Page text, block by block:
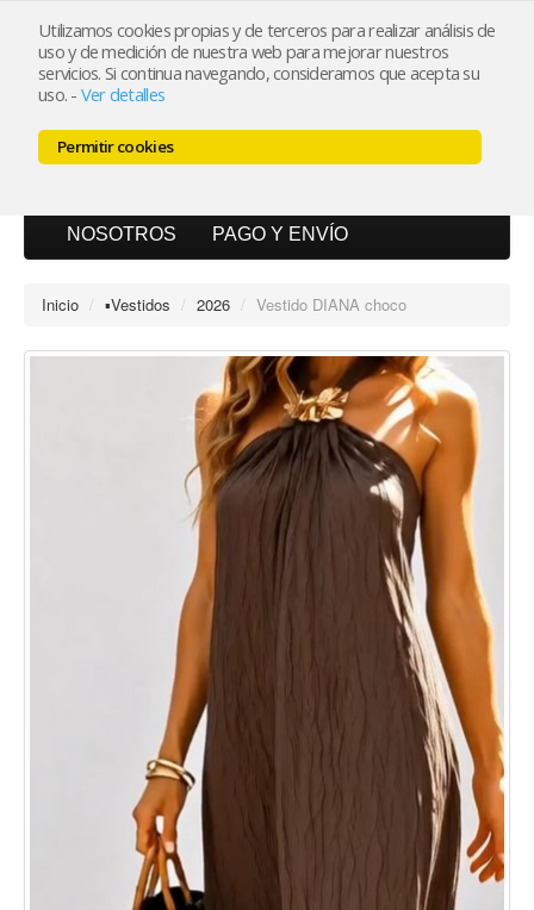
Utilizamos cookies propias y de terceros para realizar análisis de
uso y de medición de nuestra web para mejorar nuestros
servicios. Si continua navegando, consideramos que acepta su
uso. - Ver detalles
Permitir cookies
Mi cuenta
NOSOTROS PAGO Y ENVÍO
Inicio / ▪︎Vestidos / 2026 / Vestido DIANA choco